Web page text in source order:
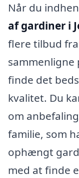
Når du
af gardiner i
flere tilbud
sammenligne
finde det
kvalitet. Du
om
familie, som
ophængt
med at finde